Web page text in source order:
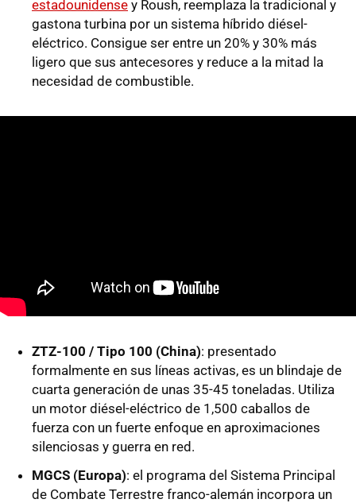
estadounidense y Roush, reemplaza la tradicional y
gastona turbina por un sistema híbrido diésel-
eléctrico. Consigue ser entre un 20% y 30% más
ligero que sus antecesores y reduce a la mitad la
necesidad de combustible.
ZTZ-100 / Tipo 100 (China): presentado
formalmente en sus líneas activas, es un blindaje de
cuarta generación de unas 35-45 toneladas. Utiliza
un motor diésel-eléctrico de 1,500 caballos de
fuerza con un fuerte enfoque en aproximaciones
silenciosas y guerra en red.
MGCS (Europa): el programa del Sistema Principal
de Combate Terrestre franco-alemán incorpora un